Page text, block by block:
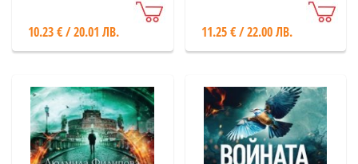
10.23 € / 20.01 ЛВ. 11.25 € / 22.00 ЛВ.